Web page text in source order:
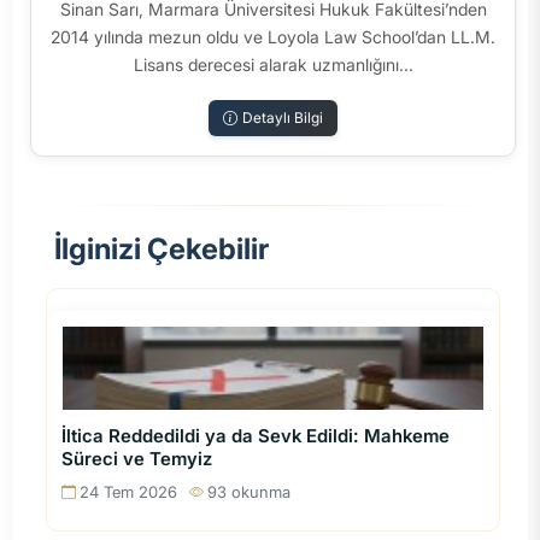
Sinan Sarı, Marmara Üniversitesi Hukuk Fakültesi’nden
2014 yılında mezun oldu ve Loyola Law School’dan LL.M.
Lisans derecesi alarak uzmanlığını...
Detaylı Bilgi
İlginizi Çekebilir
İltica Reddedildi ya da Sevk Edildi: Mahkeme
Süreci ve Temyiz
24 Tem 2026 93 okunma